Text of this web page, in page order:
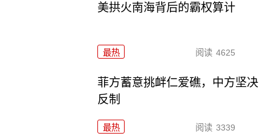
美拱火南海背后的霸权算计
最热 阅读 4625
菲方蓄意挑衅仁爱礁，中方坚决
反制
最热 阅读 3339